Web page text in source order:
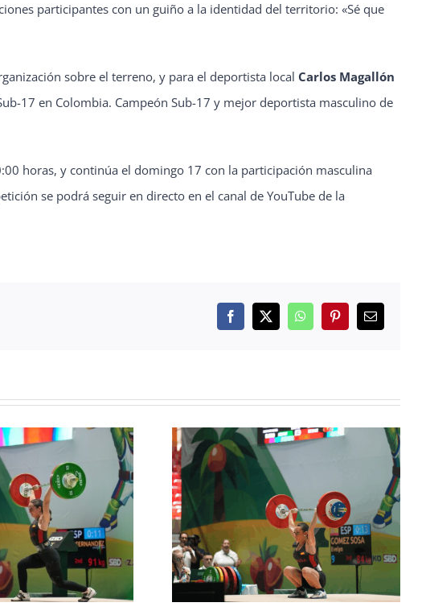
participantes con un guiño a la identidad del territorio: «Sé que
sobre el terreno, y para el deportista local Carlos Magallón
17 en Colombia. Campeón Sub-17 y mejor deportista masculino de
horas, y continúa el domingo 17 con la participación masculina
se podrá seguir en directo en el canal de YouTube de la
Facebook
X WhatsAppPinterestCorreo
electrónico
Gómez firma un
Top-10 mundial en
en la segunda
española del
Mundial Sub-17